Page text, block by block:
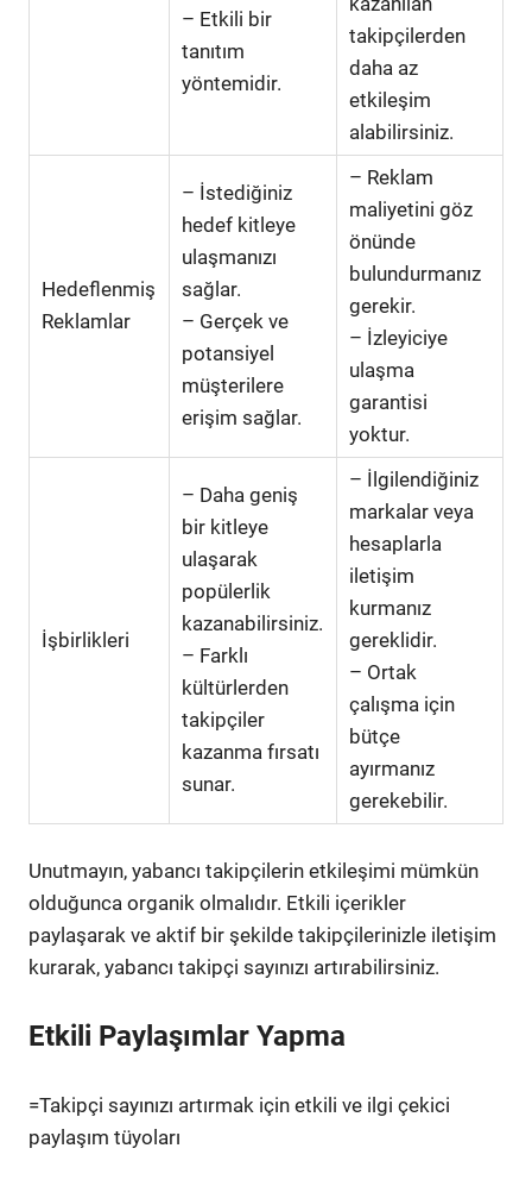
– Etkili bir
tanıtım
yöntemidir.
takipçilerden
daha az
etkileşim
alabilirsiniz.
Hedeflenmiş
Reklamlar
– İstediğiniz
hedef kitleye
ulaşmanızı
sağlar.
– Gerçek ve
potansiyel
müşterilere
erişim sağlar.
– Reklam
maliyetini göz
önünde
bulundurmanız
gerekir.
– İzleyiciye
ulaşma
garantisi
yoktur.
İşbirlikleri
– Daha geniş
bir kitleye
ulaşarak
popülerlik
kazanabilirsiniz.
– Farklı
kültürlerden
takipçiler
kazanma fırsatı
sunar.
– İlgilendiğiniz
markalar veya
hesaplarla
iletişim
kurmanız
gereklidir.
– Ortak
çalışma için
bütçe
ayırmanız
gerekebilir.
Unutmayın, yabancı takipçilerin etkileşimi mümkün
olduğunca organik olmalıdır. Etkili içerikler
paylaşarak ve aktif bir şekilde takipçilerinizle iletişim
kurarak, yabancı takipçi sayınızı artırabilirsiniz.
Etkili Paylaşımlar Yapma
=Takipçi sayınızı artırmak için etkili ve ilgi çekici
paylaşım tüyoları